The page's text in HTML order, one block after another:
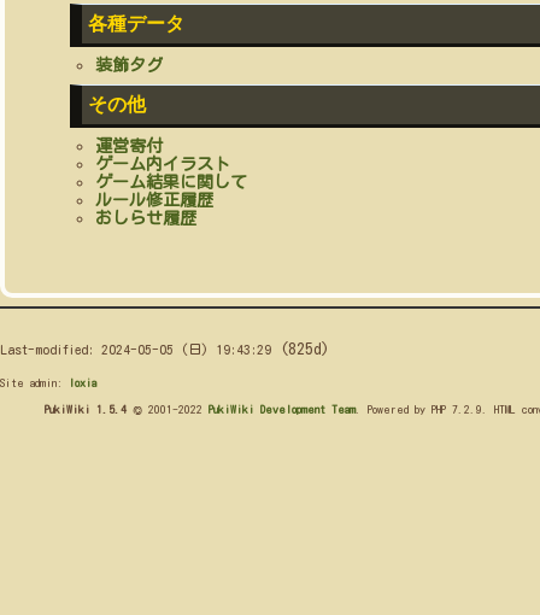
各種データ
装飾タグ
その他
運営寄付
ゲーム内イラスト
ゲーム結果に関して
ルール修正履歴
おしらせ履歴
Last-modified: 2024-05-05 (日) 19:43:29 (825d)
Site admin: loxia
PukiWiki 1.5.4 © 2001-2022 PukiWiki Development Team. Powered by PHP 7.2.9. HTML